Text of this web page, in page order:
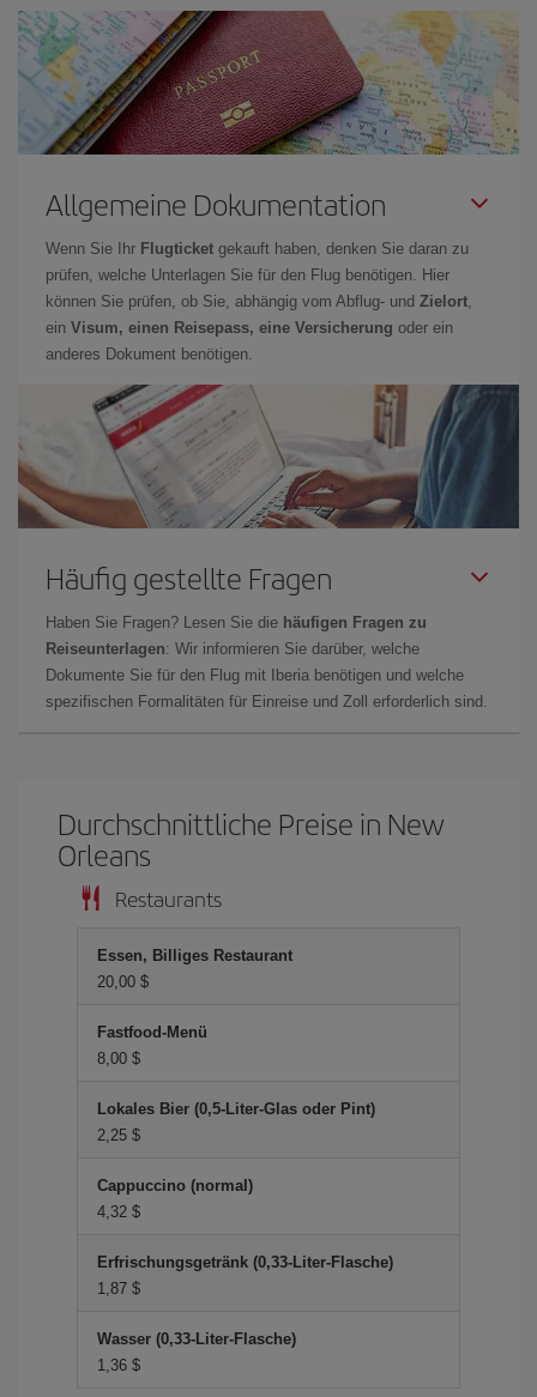
Allgemeine Dokumentation
Wenn Sie Ihr Flugticket gekauft haben, denken Sie daran zu
prüfen, welche Unterlagen Sie für den Flug benötigen. Hier
können Sie prüfen, ob Sie, abhängig vom Abflug- und Zielort
ein Visum, einen Reisepass, eine Versicherung oder ein
anderes Dokument benötigen.
Häufig gestellte Fragen
Haben Sie Fragen? Lesen Sie die häufigen Fragen zu
Reiseunterlagen: Wir informieren Sie darüber, welche
Dokumente Sie für den Flug mit Iberia benötigen und welche
spezifischen Formalitäten für Einreise und Zoll erforderlich sind.
Durchschnittliche Preise in New
Orleans
Restaurants
Essen, Billiges Restaurant
20,00 $
Fastfood-Menü
8,00 $
Lokales Bier (0,5-Liter-Glas oder Pint)
2,25 $
Cappuccino (normal)
4,32 $
Erfrischungsgetränk (0,33-Liter-Flasche)
1,87 $
Wasser (0,33-Liter-Flasche)
1,36 $